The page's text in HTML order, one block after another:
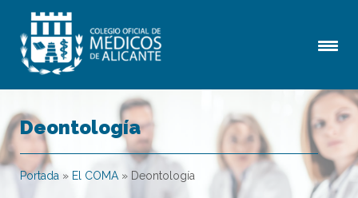
Deontología
Portada » El COMA » Deontología